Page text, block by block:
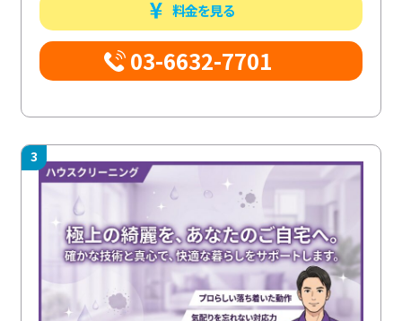
料金を見る
03-6632-7701
3